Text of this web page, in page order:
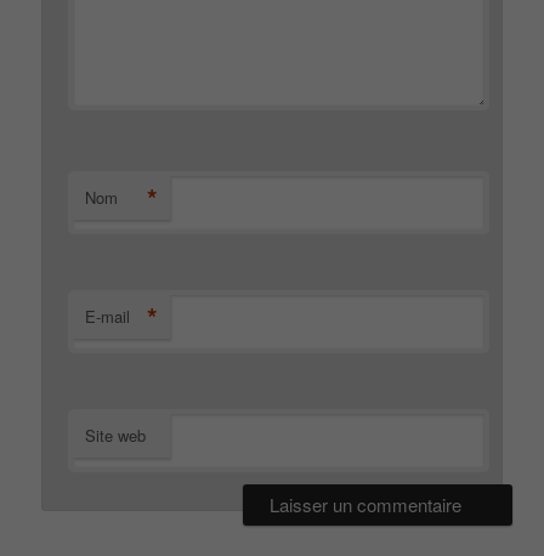
Nom *
E-mail *
Site web